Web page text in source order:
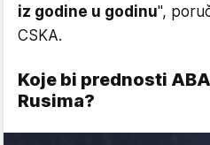
iz godine u godinu",
CSKA.
Koje bi prednosti
Rusima?